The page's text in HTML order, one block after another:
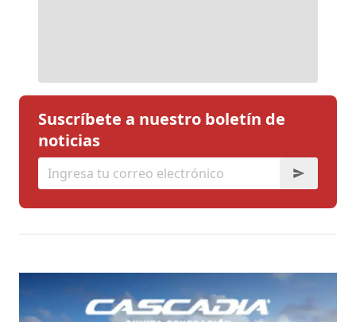
Suscríbete a nuestro boletín de
noticias